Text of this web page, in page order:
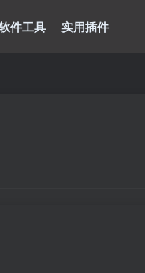
件工具 实用插件